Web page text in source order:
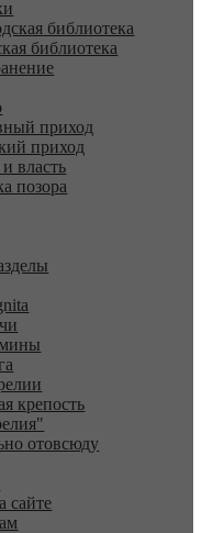
библиотека
библиотека
приход
приход
власть
позора
крепость
отовсюду
сайте